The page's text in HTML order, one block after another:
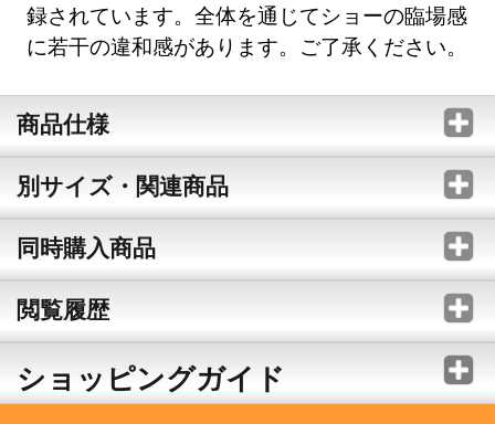
録されています。全体を通じてショーの臨場感
に若干の違和感があります。ご了承ください。
商品仕様
別サイズ・関連商品
同時購入商品
閲覧履歴
ショッピングガイド